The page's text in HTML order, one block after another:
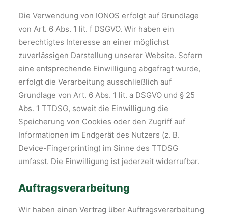
Die Verwendung von IONOS erfolgt auf Grundlage
von Art. 6 Abs. 1 lit. f DSGVO. Wir haben ein
berechtigtes Interesse an einer möglichst
zuverlässigen Darstellung unserer Website. Sofern
eine entsprechende Einwilligung abgefragt wurde,
erfolgt die Verarbeitung ausschließlich auf
Grundlage von Art. 6 Abs. 1 lit. a DSGVO und § 25
Abs. 1 TTDSG, soweit die Einwilligung die
Speicherung von Cookies oder den Zugriff auf
Informationen im Endgerät des Nutzers (z. B.
Device-Fingerprinting) im Sinne des TTDSG
umfasst. Die Einwilligung ist jederzeit widerrufbar.
Auftragsverarbeitung
Wir haben einen Vertrag über Auftragsverarbeitung